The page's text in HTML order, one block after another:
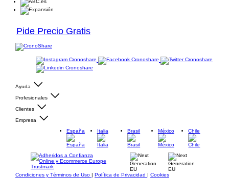
Pide Precio Gratis
Ayuda
Profesionales
Clientes
Empresa
España
Italia Brasil México Chile
Condiciones y Términos de Uso | Política de Privacidad | Cookies